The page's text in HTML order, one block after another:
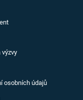
výzvy
osobních údajů